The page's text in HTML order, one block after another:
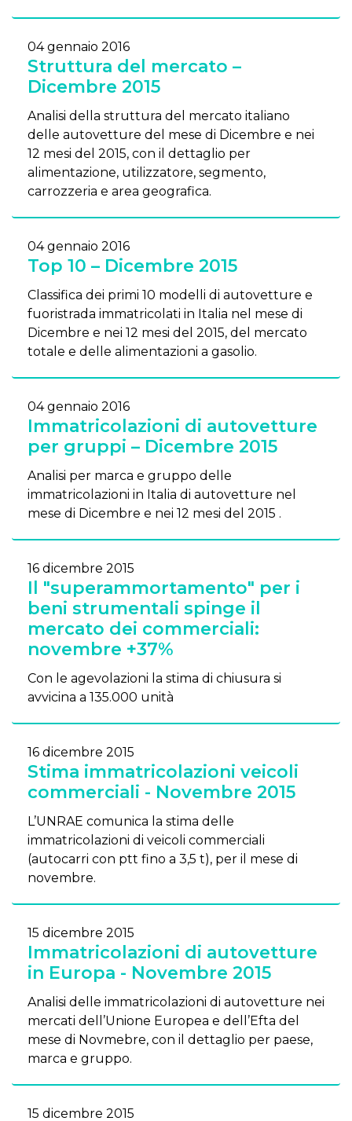
04 gennaio 2016
Struttura del mercato –
Dicembre 2015
Analisi della struttura del mercato italiano
delle autovetture del mese di Dicembre e nei
12 mesi del 2015, con il dettaglio per
alimentazione, utilizzatore, segmento,
carrozzeria e area geografica.
04 gennaio 2016
Top 10 – Dicembre 2015
Classifica dei primi 10 modelli di autovetture e
fuoristrada immatricolati in Italia nel mese di
Dicembre e nei 12 mesi del 2015, del mercato
totale e delle alimentazioni a gasolio.
04 gennaio 2016
Immatricolazioni di autovetture
per gruppi – Dicembre 2015
Analisi per marca e gruppo delle
immatricolazioni in Italia di autovetture nel
mese di Dicembre e nei 12 mesi del 2015 .
16 dicembre 2015
Il "superammortamento" per i
beni strumentali spinge il
mercato dei commerciali:
novembre +37%
Con le agevolazioni la stima di chiusura si
avvicina a 135.000 unità
16 dicembre 2015
Stima immatricolazioni veicoli
commerciali - Novembre 2015
L’UNRAE comunica la stima delle
immatricolazioni di veicoli commerciali
(autocarri con ptt fino a 3,5 t), per il mese di
novembre.
15 dicembre 2015
Immatricolazioni di autovetture
in Europa - Novembre 2015
Analisi delle immatricolazioni di autovetture nei
mercati dell’Unione Europea e dell’Efta del
mese di Novmebre, con il dettaglio per paese,
marca e gruppo.
15 dicembre 2015